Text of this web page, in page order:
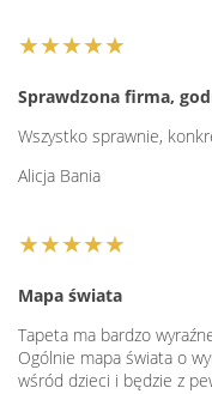
★★★★★
Sprawdzona firma,
Wszystko sprawnie,
Alicja Bania
★★★★★
Mapa świata
Tapeta ma bardzo
Ogólnie mapa świata o
wśród dzieci i będzie z